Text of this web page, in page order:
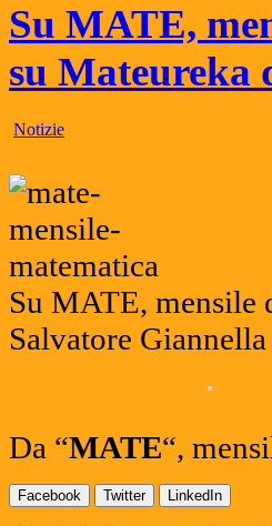
Su MATE,
su Mateureka
Notizie
Su MATE, mensile
Salvatore Giannella
Da “MATE“,
Facebook Twitter LinkedIn